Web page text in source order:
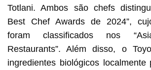
Totlani. Ambos são chefs
Best Chef Awards de 2024”,
foram classificados nos
Restaurants”. Além disso, o
ingredientes biológicos localmente